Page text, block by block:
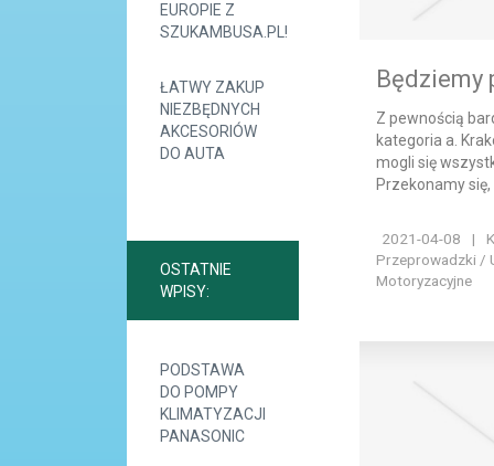
EUROPIE Z
SZUKAMBUSA.PL!
ŁATWY ZAKUP
NIEZBĘDNYCH
AKCESORIÓW
DO AUTA
OSTATNIE
WPISY:
PODSTAWA
DO POMPY
KLIMATYZACJI
PANASONIC
Z pewnością
kategoria a.
mogli się
Przekonamy się,
2021-04-08 |
Przeprowadzki /
Motoryzacyjne